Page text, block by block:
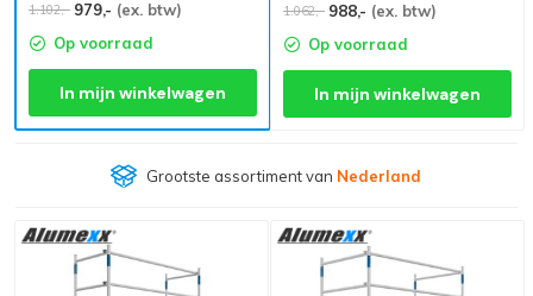
1.102,- 979,- (ex. btw)
Op voorraad
In mijn winkelwagen
1.062,- 988,- (ex. btw)
Op voorraad
In mijn winkelwagen
Grootste assortiment van Nederland